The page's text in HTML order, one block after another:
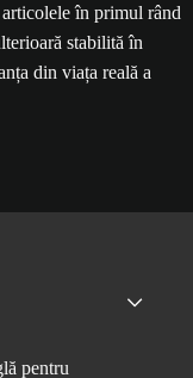
în primul rând
stabilită în
din viața reală a